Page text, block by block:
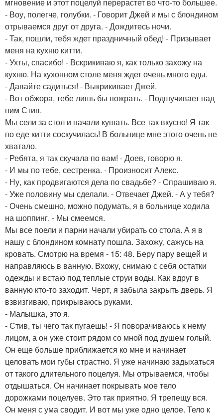
- Воу, полегче, голубки. - Говорит Джей и мы с блондином
отрываемся друг от друга. - Дождитесь ночи.
- Так, пошли, тебя ждет праздничный обед! - Призывает
меня на кухню китти.
- Ухты, спасибо! - Вскрикиваю я, как только захожу на
кухню. На кухонном столе меня ждет очень много еды.
- Давайте садиться! - Выкрикивает Джей.
- Вот обжора, тебе лишь бы пожрать. - Подшучивает над
ним Стив.
Мы сели за стол и начали кушать. Все так вкусно! Я так
по еде китти соскучилась! В больнице мне этого очень не
хватало.
- Ребята, я так скучала по вам! - Доев, говорю я.
- И мы по тебе, сестренка. - Произносит Алекс.
- Ну, как продвигаются дела по свадьбе? - Спрашиваю я.
- Уже половину мы сделали. - Отвечает Джей. - А у тебя?
- Очень смешно, можно подумать, я в больнице ходила
на шоппинг. - Мы смеемся.
Мы все поели и парни начали убирать со стола. А я в
нашу с блондином комнату пошла. Захожу, сажусь на
кровать. Смотрю на время - 15: 48. Беру пару вещей и
направляюсь в ванную. Вхожу, снимаю с себя остатки
одежды и встаю под теплые струи воды. Как вдруг в
ванную кто-то заходит. Черт, я забыла закрыть дверь. Я
взвизгиваю, прикрываюсь руками.
- Малышка, это я.
- Стив, ты чего так пугаешь! - Я поворачиваюсь к нему
лицом, а он уже стоит рядом со мной под душем голый.
Он еще больше приближается ко мне и начинает
целовать мои губы страстно. Я уже начинаю задыхаться
от такого длительного поцелуя. Мы отрываемся, чтобы
отдышаться. Он начинает покрывать мое тело
дорожками поцелуев. Это так приятно. Я трепещу вся.
Он меня с ума сводит. И вот мы уже одно целое. Тело к